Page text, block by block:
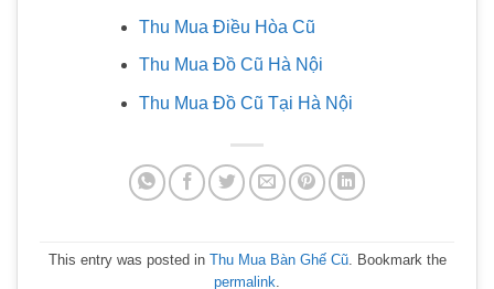
Thu Mua Điều Hòa Cũ
Thu Mua Đồ Cũ Hà Nội
Thu Mua Đồ Cũ Tại Hà Nội
This entry was posted in Thu Mua Bàn Ghế Cũ. Bookmark the
permalink.